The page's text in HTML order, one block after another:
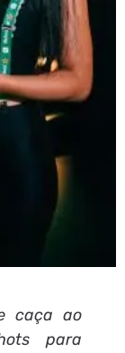
caça ao
para